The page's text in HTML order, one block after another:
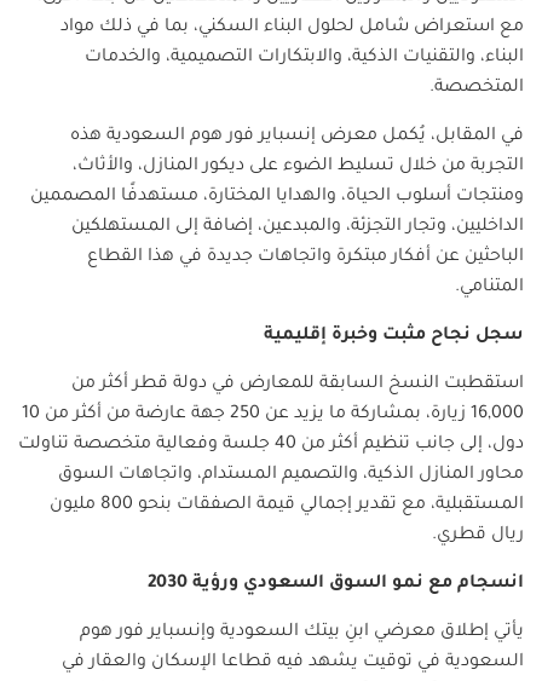
مع استعراض شامل لحلول البناء السكني، بما في ذلك مواد
البناء، والتقنيات الذكية، والابتكارات التصميمية، والخدمات
المتخصصة.
في المقابل، يُكمل معرض إنسباير فور هوم السعودية هذه
التجربة من خلال تسليط الضوء على ديكور المنازل، والأثاث،
ومنتجات أسلوب الحياة، والهدايا المختارة، مستهدفًا المصممين
الداخليين، وتجار التجزئة، والمبدعين، إضافة إلى المستهلكين
الباحثين عن أفكار مبتكرة واتجاهات جديدة في هذا القطاع
المتنامي.
سجل نجاح مثبت وخبرة إقليمية
استقطبت النسخ السابقة للمعارض في دولة قطر أكثر من
16,000 زيارة، بمشاركة ما يزيد عن 250 جهة عارضة من أكثر من 10
دول، إلى جانب تنظيم أكثر من 40 جلسة وفعالية متخصصة تناولت
محاور المنازل الذكية، والتصميم المستدام، واتجاهات السوق
المستقبلية، مع تقدير إجمالي قيمة الصفقات بنحو 800 مليون
ريال قطري.
انسجام مع نمو السوق السعودي ورؤية 2030
يأتي إطلاق معرضي ابنِ بيتك السعودية وإنسباير فور هوم
السعودية في توقيت يشهد فيه قطاعا الإسكان والعقار في